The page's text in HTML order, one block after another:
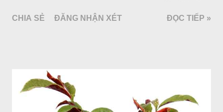
nhạt. Hạt hình trái xoan nhẵn. Mùa hoa quả: tháng 5 – 7.
CHIA SẺ ĐĂNG NHẬN XÉT ĐỌC TIẾP »